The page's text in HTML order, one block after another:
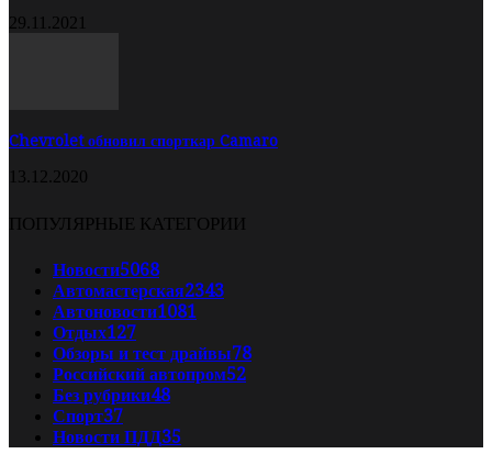
29.11.2021
Chevrolet обновил спорткар Camaro
13.12.2020
ПОПУЛЯРНЫЕ КАТЕГОРИИ
Новости5068
Автомастерская2343
Автоновости1081
Отдых127
Обзоры и тест драйвы78
Российский автопром52
Без рубрики48
Спорт37
Новости ПДД35